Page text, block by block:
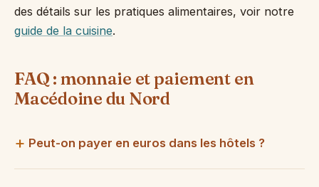
des détails sur les pratiques alimentaires, voir notre
guide de la cuisine.
FAQ : monnaie et paiement en
Macédoine du Nord
Peut-on payer en euros dans les hôtels ?